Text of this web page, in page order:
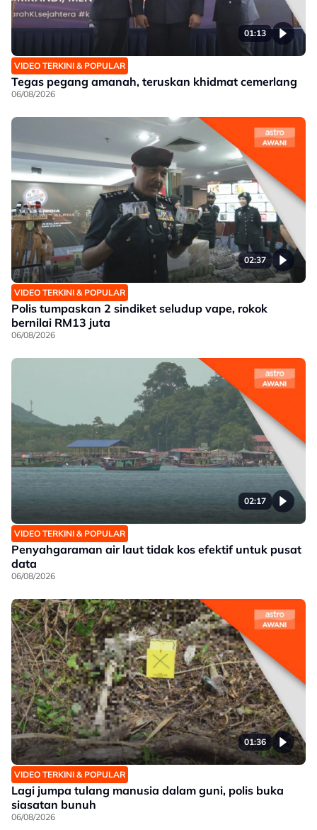
01:13
VIDEO TERKINI & POPULAR
Tegas pegang amanah, teruskan khidmat cemerlang
06/08/2026
02:37
VIDEO TERKINI & POPULAR
Polis tumpaskan 2 sindiket seludup vape, rokok
bernilai RM13 juta
06/08/2026
02:17
VIDEO TERKINI & POPULAR
Penyahgaraman air laut tidak kos efektif untuk pusat
data
06/08/2026
01:36
VIDEO TERKINI & POPULAR
Lagi jumpa tulang manusia dalam guni, polis buka
siasatan bunuh
06/08/2026